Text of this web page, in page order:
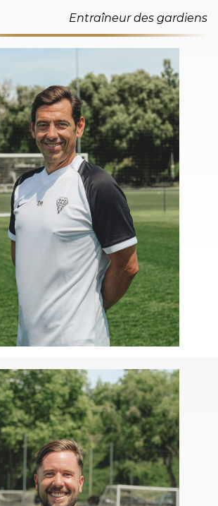
Entraîneur des gardiens